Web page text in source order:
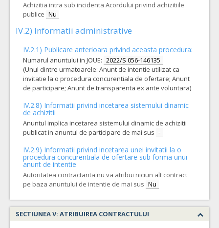
VALOAREA ESTIMATA FARA
TVA:
357,25 - 128.610,00 Leu
ATRIBUIT
Cantitatea minima acord cadru pe 24 luni = 30 bucati; Cantitatea maxima acord cadru pe 24 luni = 7200 bucati;
COD CPV: 33651400-2 Antivirale pentru uz sistemic (Rev.2)
VALOAREA ESTIMATA FARA
TVA:
2.861,80 - 686.832,00 Leu
ATRIBUIT
16. ABACAVIRUM + LAMIVUDINUM 600mg/ 300 mg
COD CPV:
33651400-2 Antivirale pentru uz sistemic (Rev.2)
VALOAREA ESTIMATA FARA
TVA:
1.099,10 - 211.027,20 Leu
ATRIBUIT
1. ATAZANAVIRUM 300mg (LOT-0001)
Cantitatea minima acord cadru pe 24 luni = 30 bucati; Cantitatea maxima acord cadru pe 24 luni = 5040 bucati;
COD CPV: 33651400-2 Antivirale pentru uz sistemic (Rev.2)
Achizitia intra sub incidenta Acordului privind achizitiile
publice Nu
IV.2) Informatii administrative
IV.2.1) Publicare anterioara privind aceasta procedura:
Numarul anuntului in JOUE: 2022/S 056-146135
(Unul dintre urmatoarele: Anunt de intentie utilizat ca
invitatie la o procedura concurentiala de ofertare; Anunt
de participare; Anunt de transparenta ex ante voluntara)
IV.2.8) Informatii privind incetarea sistemului dinamic
de achizitii
Anuntul implica incetarea sistemului dinamic de achizitii
publicat in anuntul de participare de mai sus -
IV.2.9) Informatii privind incetarea unei invitatii la o
procedura concurentiala de ofertare sub forma unui
anunt de intentie
Autoritatea contractanta nu va atribui niciun alt contract
pe baza anuntului de intentie de mai sus Nu
SECTIUNEA V: ATRIBUIREA CONTRACTULUI